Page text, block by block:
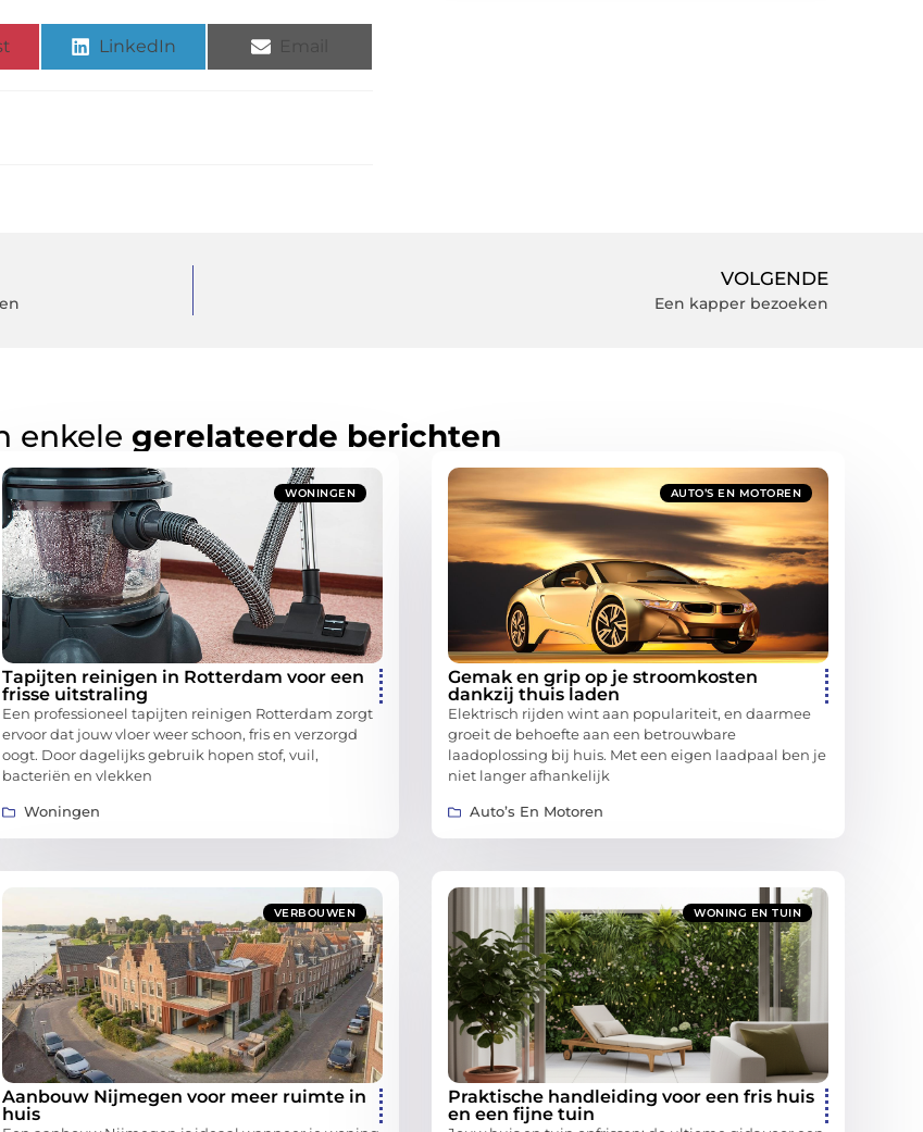
LinkedIn
VOLGENDE
Een kapper bezoeken
enkele gerelateerde berichten
WONINGEN
Tapijten reinigen in Rotterdam voor een
frisse uitstraling
Een professioneel tapijten reinigen Rotterdam zorgt
ervoor dat jouw vloer weer schoon, fris en verzorgd
oogt. Door dagelijks gebruik hopen stof, vuil,
bacteriën en vlekken
Woningen
AUTO’S EN MOTOREN
Gemak en grip op je stroomkosten
dankzij thuis laden
Elektrisch rijden wint aan populariteit, en daarmee
groeit de behoefte aan een betrouwbare
laadoplossing bij huis. Met een eigen laadpaal ben je
niet langer afhankelijk
Auto’s En Motoren
VERBOUWEN
Aanbouw Nijmegen voor meer ruimte in
huis
WONING EN TUIN
Praktische handleiding voor een fris huis
en een fijne tuin